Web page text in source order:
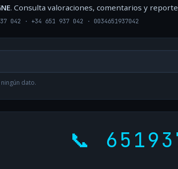
. Consulta valoraciones, comentarios y
042 · +34 651 937 042 · 0034651937042
dato.
📞